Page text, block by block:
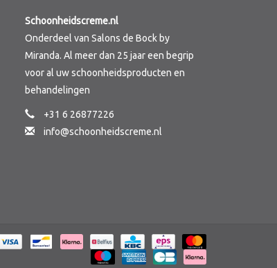
Schoonheidscreme.nl
Onderdeel van Salons de Bock by
Miranda. Al meer dan 25 jaar een begrip
voor al uw schoonheidsproducten en
behandelingen
+31 6 26877226
info@schoonheidscreme.nl